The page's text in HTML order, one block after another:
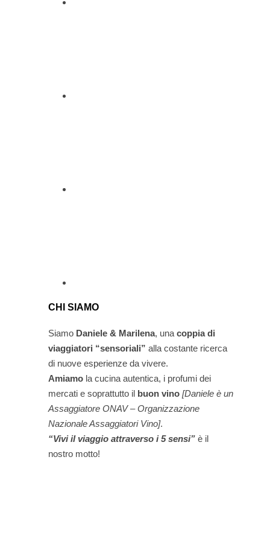
CHI SIAMO
Siamo Daniele & Marilena, una coppia di
viaggiatori “sensoriali” alla costante ricerca
di nuove esperienze da vivere.
Amiamo la cucina autentica, i profumi dei
mercati e soprattutto il buon vino [Daniele è un
Assaggiatore ONAV – Organizzazione
Nazionale Assaggiatori Vino].
“Vivi il viaggio attraverso i 5 sensi” è il
nostro motto!